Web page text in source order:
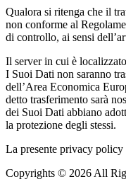
Qualora si ritenga che il
non conforme al
di controllo, ai sensi
Il server in cui è
I Suoi Dati non saranno
dell’Area Economica
detto trasferimento sarà
dei Suoi Dati abbiano
la protezione degli stessi.
La presente privacy
Copyrights © 2026 All